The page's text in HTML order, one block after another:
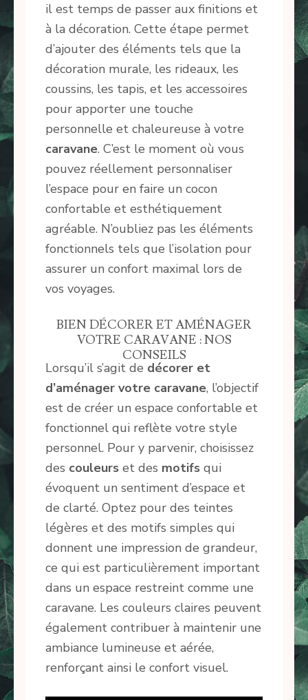
il est temps de passer aux finitions et
à la décoration. Cette étape permet
d’ajouter des éléments tels que la
décoration murale, les rideaux, les
coussins, les tapis, et les accessoires
pour apporter une touche
personnelle et chaleureuse à votre
caravane. C’est le moment où vous
pouvez réellement personnaliser
l’espace pour en faire un cocon
confortable et esthétiquement
agréable. N’oubliez pas les éléments
fonctionnels tels que l’isolation pour
assurer un confort maximal lors de
vos voyages.
BIEN DÉCORER ET AMÉNAGER
VOTRE CARAVANE : NOS
CONSEILS
Lorsqu’il s’agit de décorer et
d’aménager votre caravane, l’objectif
est de créer un espace confortable et
fonctionnel qui reflète votre style
personnel. Pour y parvenir, choisissez
des couleurs et des motifs qui
évoquent un sentiment d’espace et
de clarté. Optez pour des teintes
légères et des motifs simples qui
donnent une impression de grandeur,
ce qui est particulièrement important
dans un espace restreint comme une
caravane. Les couleurs claires peuvent
également contribuer à maintenir une
ambiance lumineuse et aérée,
renforçant ainsi le confort visuel.